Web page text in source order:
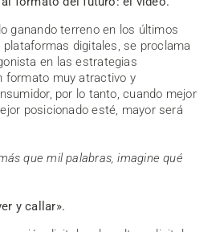
ganando terreno en los últimos
digitales, se proclama
en las estrategias
formato muy atractivo y
por lo tanto, cuando mejor
posicionado esté, mayor será
que mil palabras, imagine qué
y callar».